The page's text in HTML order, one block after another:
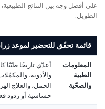
على أفضل وجه بين النتائج
الطويل.
قائمة تحقّق للتحضير لموعد
المعلومات
الطبية
والصحّية
أعدّي تاريخًا طبّيًا
والأدوية،
الحمل، والعلاج
حساسية أو ردود